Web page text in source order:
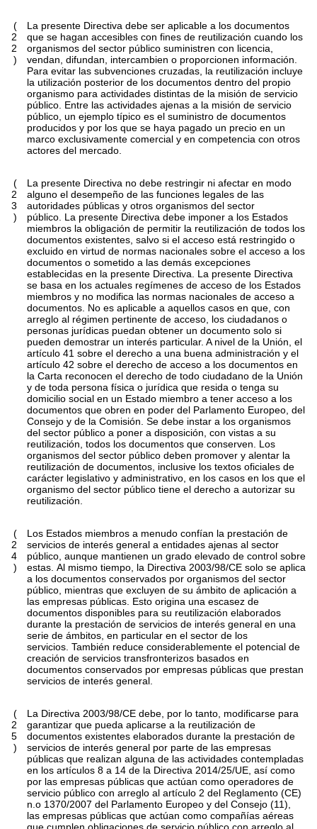
(
2
2
)
La presente Directiva debe ser aplicable a los documentos
que se hagan accesibles con fines de reutilización cuando los
organismos del sector público suministren con licencia,
vendan, difundan, intercambien o proporcionen información.
Para evitar las subvenciones cruzadas, la reutilización incluye
la utilización posterior de los documentos dentro del propio
organismo para actividades distintas de la misión de servicio
público. Entre las actividades ajenas a la misión de servicio
público, un ejemplo típico es el suministro de documentos
producidos y por los que se haya pagado un precio en un
marco exclusivamente comercial y en competencia con otros
actores del mercado.
(
2
3
)
La presente Directiva no debe restringir ni afectar en modo
alguno el desempeño de las funciones legales de las
autoridades públicas y otros organismos del sector
público. La presente Directiva debe imponer a los Estados
miembros la obligación de permitir la reutilización de todos los
documentos existentes, salvo si el acceso está restringido o
excluido en virtud de normas nacionales sobre el acceso a los
documentos o sometido a las demás excepciones
establecidas en la presente Directiva. La presente Directiva
se basa en los actuales regímenes de acceso de los Estados
miembros y no modifica las normas nacionales de acceso a
documentos. No es aplicable a aquellos casos en que, con
arreglo al régimen pertinente de acceso, los ciudadanos o
personas jurídicas puedan obtener un documento solo si
pueden demostrar un interés particular. A nivel de la Unión, el
artículo 41 sobre el derecho a una buena administración y el
artículo 42 sobre el derecho de acceso a los documentos en
la Carta reconocen el derecho de todo ciudadano de la Unión
y de toda persona física o jurídica que resida o tenga su
domicilio social en un Estado miembro a tener acceso a los
documentos que obren en poder del Parlamento Europeo, del
Consejo y de la Comisión. Se debe instar a los organismos
del sector público a poner a disposición, con vistas a su
reutilización, todos los documentos que conserven. Los
organismos del sector público deben promover y alentar la
reutilización de documentos, inclusive los textos oficiales de
carácter legislativo y administrativo, en los casos en los que el
organismo del sector público tiene el derecho a autorizar su
reutilización.
(
2
4
)
Los Estados miembros a menudo confían la prestación de
servicios de interés general a entidades ajenas al sector
público, aunque mantienen un grado elevado de control sobre
estas. Al mismo tiempo, la Directiva 2003/98/CE solo se aplica
a los documentos conservados por organismos del sector
público, mientras que excluyen de su ámbito de aplicación a
las empresas públicas. Esto origina una escasez de
documentos disponibles para su reutilización elaborados
durante la prestación de servicios de interés general en una
serie de ámbitos, en particular en el sector de los
servicios. También reduce considerablemente el potencial de
creación de servicios transfronterizos basados en
documentos conservados por empresas públicas que prestan
servicios de interés general.
(
2
5
)
La Directiva 2003/98/CE debe, por lo tanto, modificarse para
garantizar que pueda aplicarse a la reutilización de
documentos existentes elaborados durante la prestación de
servicios de interés general por parte de las empresas
públicas que realizan alguna de las actividades contempladas
en los artículos 8 a 14 de la Directiva 2014/25/UE, así como
por las empresas públicas que actúan como operadores de
servicio público con arreglo al artículo 2 del Reglamento (CE)
n.o 1370/2007 del Parlamento Europeo y del Consejo (11),
las empresas públicas que actúan como compañías aéreas